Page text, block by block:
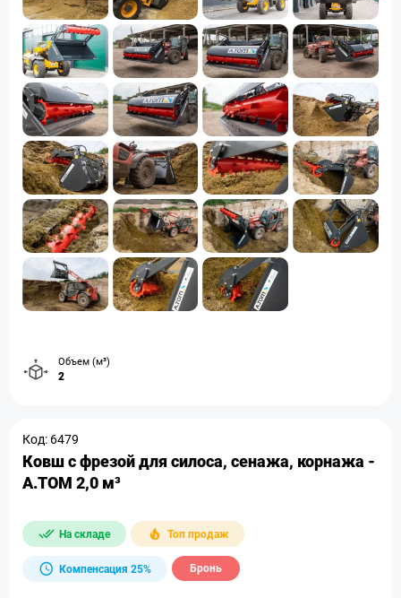
Объем (м³)
2
Код: 6479
Ковш с фрезой для силоса, сенажа, корнажа -
A.TOM 2,0 м³
На складе Топ продаж
Компенсация 25% Бронь